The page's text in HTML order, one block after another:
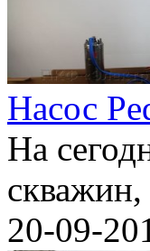
Насос
На
20-09-